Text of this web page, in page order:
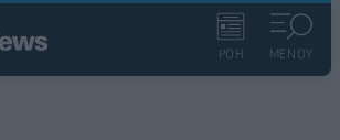
ΡΟΗ ΜΕΝΟΥ